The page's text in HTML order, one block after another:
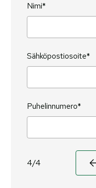
Nimi*
Sähköpostiosoite*
Puhelinnumero*
4/4